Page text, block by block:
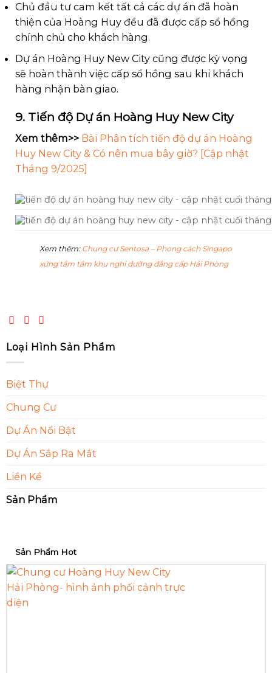
Chủ đầu tư cam kết tất cả các dự án đã hoàn
thiện của Hoàng Huy đều đã được cấp sổ hồng
chính chủ cho khách hàng.
Dự án Hoàng Huy New City cũng được kỳ vọng
sẽ hoàn thành việc cấp sổ hồng sau khi khách
hàng nhận bàn giao.
9. Tiến độ Dự án Hoàng Huy New City
Xem thêm>> Bài Phân tích tiến độ dự án Hoàng
Huy New City & Có nên mua bây giờ? [Cập nhật
Tháng 9/2025]
Xem thêm: Chung cư Sentosa – Phong cách Singapo
xứng tầm tầm khu nghỉ dưỡng đẳng cấp Hải Phòng
Loại Hình Sản Phẩm
Biệt Thự
Chung Cư
Dự Án Nổi Bật
Dự Án Sắp Ra Mắt
Liền Kề
Sản Phẩm
Sản Phẩm Hot